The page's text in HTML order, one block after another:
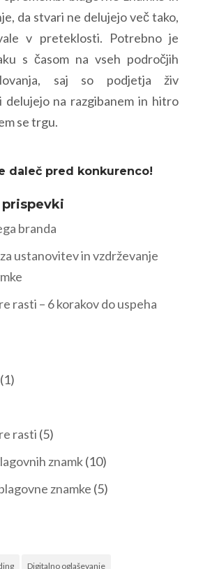
da stvari ne delujejo več tako,
v preteklosti. Potrebno je
s časom na vseh področjih
saj so podjetja živ
delujejo na razgibanem in hitro
se trgu.
daleč pred konkurenco!
branda
ustanovitev in vzdrževanje
rasti – 6 korakov do uspeha
(1)
rasti (5)
znamk(10)
znamke (5)
Digitalno oglaševanje